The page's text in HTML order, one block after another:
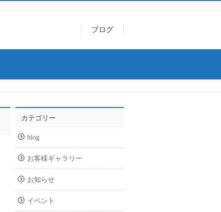
ブログ
カテゴリー
blog
お客様ギャラリー
お知らせ
イベント